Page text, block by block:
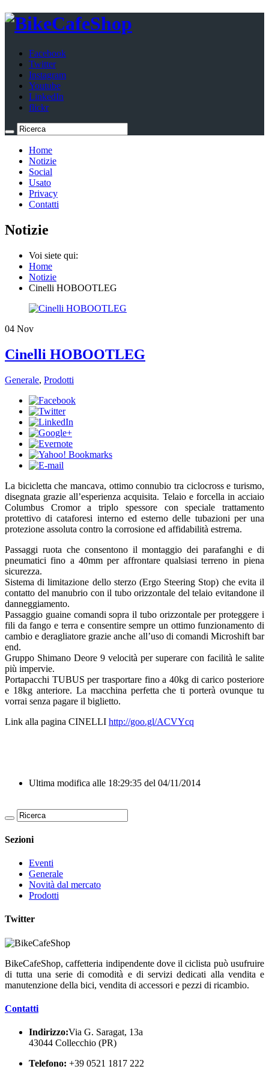
Facebook
Twitter
Instagram
Youtube
LinkedIn
flickr
Home
Notizie
Social
Usato
Privacy
Contatti
Notizie
Voi siete qui:
Home
Notizie
Cinelli HOBOOTLEG
04 Nov
Cinelli HOBOOTLEG
Generale, Prodotti
​La bicicletta che mancava, ottimo connubio tra ciclocross e turismo,
disegnata grazie all’esperienza acquisita. Telaio e forcella in acciaio
Columbus Cromor a triplo spessore con speciale trattamento
protettivo di cataforesi interno ed esterno delle tubazioni per una
protezione assoluta contro la corrosione ed affidabilità estrema.
Passaggi ruota che consentono il montaggio dei parafanghi e di
pneumatici fino a 40mm per affrontare qualsiasi terreno in piena
sicurezza.
Sistema di limitazione dello sterzo (Ergo Steering Stop) che evita il
contatto del manubrio con il tubo orizzontale del telaio evitandone il
danneggiamento.
Passaggio guaine comandi sopra il tubo orizzontale per proteggere i
fili da fango e terra e consentire sempre un ottimo funzionamento di
cambio e deragliatore grazie anche all’uso di comandi Microshift bar
end.
Gruppo Shimano Deore 9 velocità per superare con facilità le salite
più impervie.
Portapacchi TUBUS per trasportare fino a 40kg di carico posteriore
e 18kg anteriore. La macchina perfetta che ti porterà ovunque tu
vorrai senza pagare il biglietto.
Link alla pagina CINELLI http://goo.gl/ACVYcq
Ultima modifica alle 18:29:35 del 04/11/2014
Sezioni
Eventi
Generale
Novità dal mercato
Prodotti
Twitter
BikeCafeShop, caffetteria indipendente dove il ciclista può usufruire
di tutta una serie di comodità e di servizi dedicati alla vendita e
manutenzione della bici, vendita di accessori e pezzi di ricambio.
Contatti
Indirizzo:Via G. Saragat, 13a
43044 Collecchio (PR)
Telefono: +39 0521 1817 222